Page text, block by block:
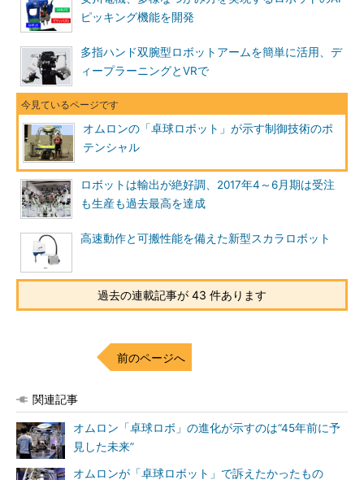
ピッキング機能を開発
多指ハンド双腕型ロボットアームを簡単に活用、デ
ィープラーニングとVRで
オムロンの「卓球ロボット」が示す制御技術のポ
テンシャル
ロボットは輸出が絶好調、2017年4～6月期は受注
も生産も過去最高を達成
高速動作と可搬性能を備えた新型スカラロボット
過去の連載記事が 43 件あります
前のページへ
関連記事
オムロン「卓球ロボ」の進化が示すのは“45年前に予
見した未来”
オムロンが「卓球ロボット」で訴えたかったもの